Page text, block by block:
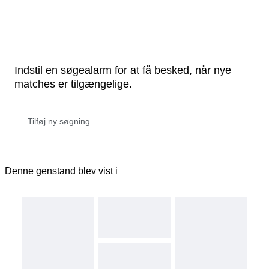
Indstil en søgealarm for at få besked, når nye
matches er tilgængelige.
Denne genstand blev vist i